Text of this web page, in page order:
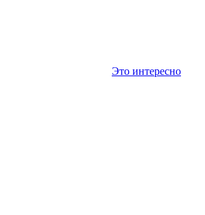
Это интересно